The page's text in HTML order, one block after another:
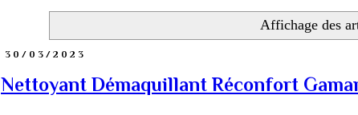
Affichage des
30/03/2023
Nettoyant Démaquillant Réconfort